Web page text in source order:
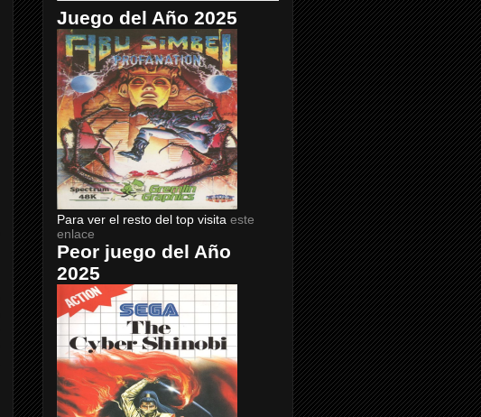
Juego del Año 2025
Para ver el resto del top visita este
enlace
Peor juego del Año
2025